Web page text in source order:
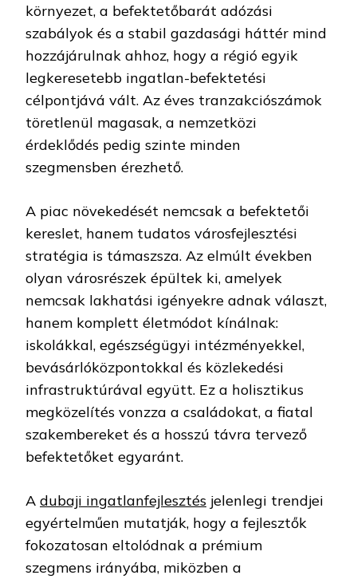
környezet, a befektetőbarát adózási
szabályok és a stabil gazdasági háttér mind
hozzájárulnak ahhoz, hogy a régió egyik
legkeresetebb ingatlan-befektetési
célpontjává vált. Az éves tranzakciószámok
töretlenül magasak, a nemzetközi
érdeklődés pedig szinte minden
szegmensben érezhető.
A piac növekedését nemcsak a befektetői
kereslet, hanem tudatos városfejlesztési
stratégia is támaszsza. Az elmúlt években
olyan városrészek épültek ki, amelyek
nemcsak lakhatási igényekre adnak választ,
hanem komplett életmódot kínálnak:
iskolákkal, egészségügyi intézményekkel,
bevásárlóközpontokkal és közlekedési
infrastruktúrával együtt. Ez a holisztikus
megközelítés vonzza a családokat, a fiatal
szakembereket és a hosszú távra tervező
befektetőket egyaránt.
A dubaji ingatlanfejlesztés jelenlegi trendjei
egyértelműen mutatják, hogy a fejlesztők
fokozatosan eltolódnak a prémium
szegmens irányába, miközben a